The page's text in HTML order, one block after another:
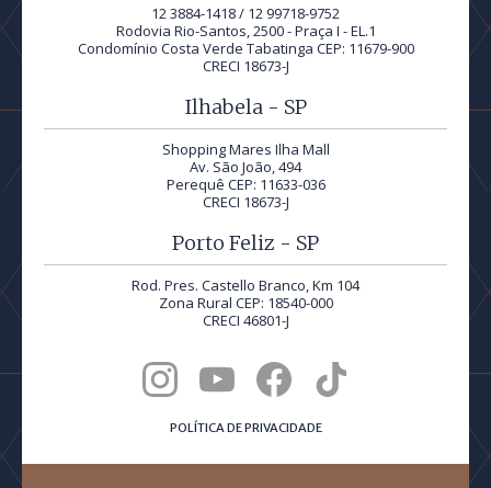
12 3884-1418 / 12 99718-9752
Rodovia Rio-Santos, 2500 - Praça I - EL.1
Condomínio Costa Verde Tabatinga CEP: 11679-900
CRECI 18673-J
Ilhabela - SP
Shopping Mares Ilha Mall
Av. São João, 494
Perequê CEP: 11633-036
CRECI 18673-J
Porto Feliz - SP
Rod. Pres. Castello Branco, Km 104
Zona Rural CEP: 18540-000
CRECI 46801-J
POLÍTICA DE PRIVACIDADE